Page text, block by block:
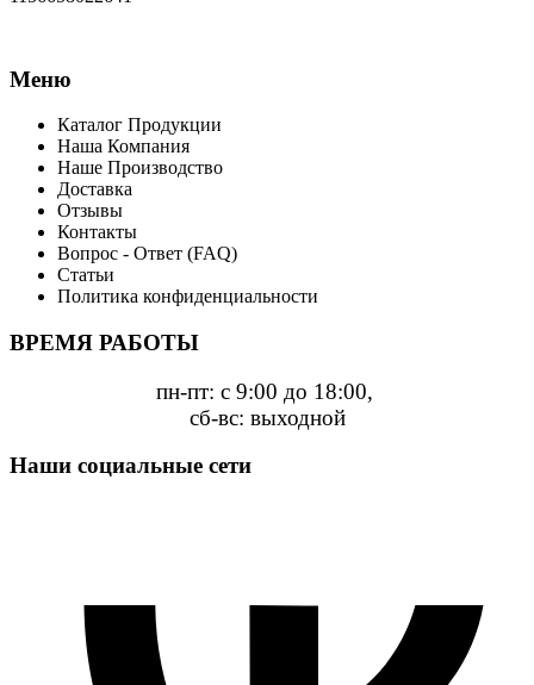
Меню
Каталог Продукции
Наша Компания
Наше Производство
Доставка
Отзывы
Контакты
Вопрос - Ответ (FAQ)
Статьи
Политика конфиденциальности
ВРЕМЯ РАБОТЫ
пн-пт: с 9:00 до 18:00,
сб-вс: выходной
Наши социальные сети